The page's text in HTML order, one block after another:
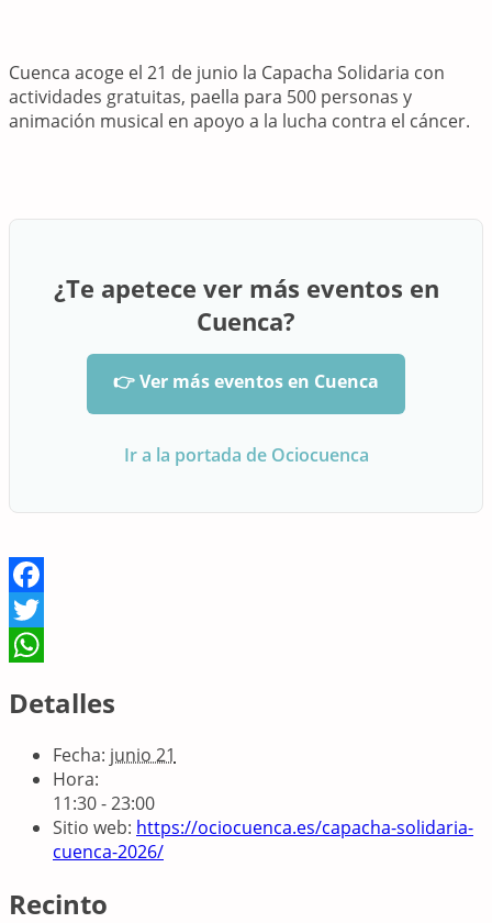
Cuenca acoge el 21 de junio la Capacha Solidaria con
actividades gratuitas, paella para 500 personas y
animación musical en apoyo a la lucha contra el cáncer.
¿Te apetece ver más eventos en
Cuenca?
👉 Ver más eventos en Cuenca
Ir a la portada de Ociocuenca
Facebook
Twitter
Detalles
Fecha: junio 21
Hora:
11:30 - 23:00
Sitio web: https://ociocuenca.es/capacha-solidaria-
cuenca-2026/
Recinto